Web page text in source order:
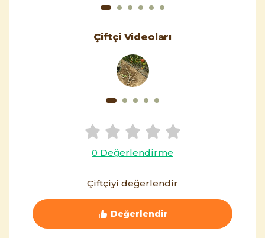
Çiftçi Videoları
0 Değerlendirme
Çiftçiyi değerlendir
Değerlendir